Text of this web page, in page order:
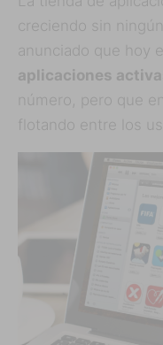
creciendo sin
anunciado que hoy
aplicaciones
número, pero que
flotando entre los